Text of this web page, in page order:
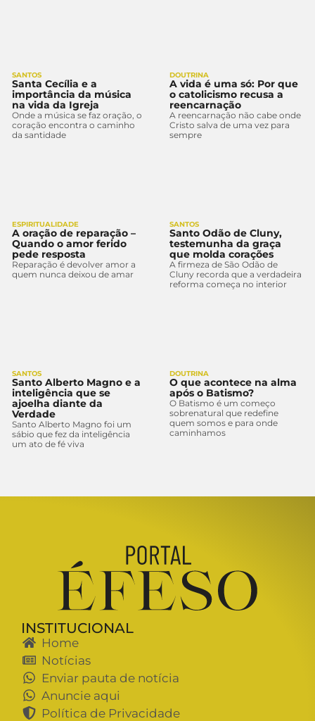
SANTOS
Santa Cecília e a
importância da música
na vida da Igreja
Onde a música se faz oração, o
coração encontra o caminho
da santidade
DOUTRINA
A vida é uma só: Por que
o catolicismo recusa a
reencarnação
A reencarnação não cabe onde
Cristo salva de uma vez para
sempre
ESPIRITUALIDADE
A oração de reparação –
Quando o amor ferido
pede resposta
Reparação é devolver amor a
quem nunca deixou de amar
SANTOS
Santo Odão de Cluny,
testemunha da graça
que molda corações
A firmeza de São Odão de
Cluny recorda que a verdadeira
reforma começa no interior
SANTOS
Santo Alberto Magno e a
inteligência que se
ajoelha diante da
Verdade
Santo Alberto Magno foi um
sábio que fez da inteligência
um ato de fé viva
DOUTRINA
O que acontece na alma
após o Batismo?
O Batismo é um começo
sobrenatural que redefine
quem somos e para onde
caminhamos
INSTITUCIONAL
Home
Notícias
Enviar pauta de notícia
Anuncie aqui
Política de Privacidade